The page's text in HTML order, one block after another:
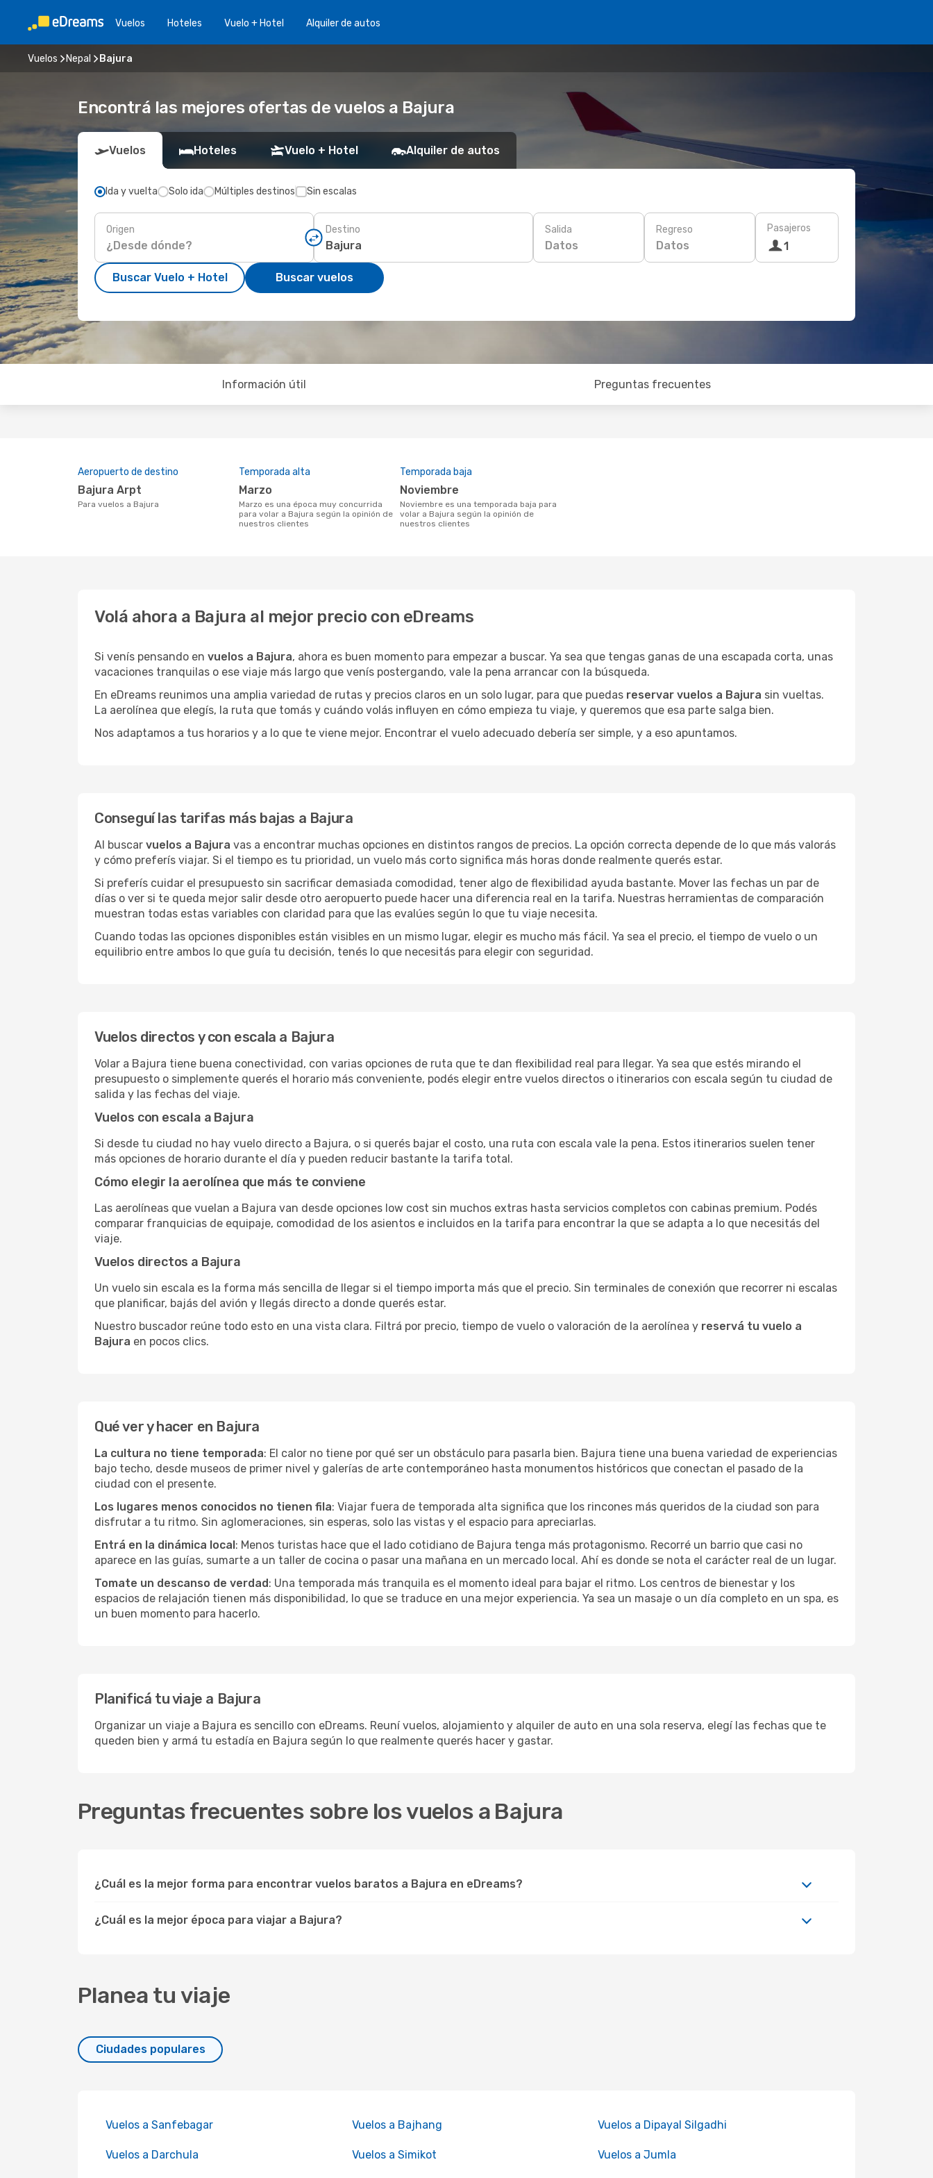
Vuelos Hoteles Vuelo + Hotel Alquiler de autos
Vuelos Nepal Bajura
Encontrá las mejores ofertas de vuelos a Bajura
Vuelos Hoteles Vuelo + Hotel Alquiler de autos
Ida y vuelta Solo ida Múltiples destinos Sin escalas
Origen Destino Salida
Datos
Regreso
Datos
Pasajeros
1
Buscar Vuelo + Hotel Buscar vuelos
Información útil Preguntas frecuentes
Aeropuerto de destino
Bajura Arpt
Para vuelos a Bajura
Temporada alta
marzo
marzo es una época muy concurrida
para volar a Bajura según la opinión de
nuestros clientes
Temporada baja
noviembre
noviembre es una temporada baja para
volar a Bajura según la opinión de
nuestros clientes
Volá ahora a Bajura al mejor precio con eDreams
Si venís pensando en vuelos a Bajura, ahora es buen momento para empezar a buscar. Ya sea que tengas ganas de una escapada corta, unas
vacaciones tranquilas o ese viaje más largo que venís postergando, vale la pena arrancar con la búsqueda.
En eDreams reunimos una amplia variedad de rutas y precios claros en un solo lugar, para que puedas reservar vuelos a Bajura sin vueltas.
La aerolínea que elegís, la ruta que tomás y cuándo volás influyen en cómo empieza tu viaje, y queremos que esa parte salga bien.
Nos adaptamos a tus horarios y a lo que te viene mejor. Encontrar el vuelo adecuado debería ser simple, y a eso apuntamos.
Conseguí las tarifas más bajas a Bajura
Al buscar vuelos a Bajura vas a encontrar muchas opciones en distintos rangos de precios. La opción correcta depende de lo que más valorás
y cómo preferís viajar. Si el tiempo es tu prioridad, un vuelo más corto significa más horas donde realmente querés estar.
Si preferís cuidar el presupuesto sin sacrificar demasiada comodidad, tener algo de flexibilidad ayuda bastante. Mover las fechas un par de
días o ver si te queda mejor salir desde otro aeropuerto puede hacer una diferencia real en la tarifa. Nuestras herramientas de comparación
muestran todas estas variables con claridad para que las evalúes según lo que tu viaje necesita.
Cuando todas las opciones disponibles están visibles en un mismo lugar, elegir es mucho más fácil. Ya sea el precio, el tiempo de vuelo o un
equilibrio entre ambos lo que guía tu decisión, tenés lo que necesitás para elegir con seguridad.
Vuelos directos y con escala a Bajura
Volar a Bajura tiene buena conectividad, con varias opciones de ruta que te dan flexibilidad real para llegar. Ya sea que estés mirando el
presupuesto o simplemente querés el horario más conveniente, podés elegir entre vuelos directos o itinerarios con escala según tu ciudad de
salida y las fechas del viaje.
Vuelos con escala a Bajura
Si desde tu ciudad no hay vuelo directo a Bajura, o si querés bajar el costo, una ruta con escala vale la pena. Estos itinerarios suelen tener
más opciones de horario durante el día y pueden reducir bastante la tarifa total.
Cómo elegir la aerolínea que más te conviene
Las aerolíneas que vuelan a Bajura van desde opciones low cost sin muchos extras hasta servicios completos con cabinas premium. Podés
comparar franquicias de equipaje, comodidad de los asientos e incluidos en la tarifa para encontrar la que se adapta a lo que necesitás del
viaje.
Vuelos directos a Bajura
Un vuelo sin escala es la forma más sencilla de llegar si el tiempo importa más que el precio. Sin terminales de conexión que recorrer ni escalas
que planificar, bajás del avión y llegás directo a donde querés estar.
Nuestro buscador reúne todo esto en una vista clara. Filtrá por precio, tiempo de vuelo o valoración de la aerolínea y reservá tu vuelo a
Bajura en pocos clics.
Qué ver y hacer en Bajura
La cultura no tiene temporada: El calor no tiene por qué ser un obstáculo para pasarla bien. Bajura tiene una buena variedad de experiencias
bajo techo, desde museos de primer nivel y galerías de arte contemporáneo hasta monumentos históricos que conectan el pasado de la
ciudad con el presente.
Los lugares menos conocidos no tienen fila: Viajar fuera de temporada alta significa que los rincones más queridos de la ciudad son para
disfrutar a tu ritmo. Sin aglomeraciones, sin esperas, solo las vistas y el espacio para apreciarlas.
Entrá en la dinámica local: Menos turistas hace que el lado cotidiano de Bajura tenga más protagonismo. Recorré un barrio que casi no
aparece en las guías, sumarte a un taller de cocina o pasar una mañana en un mercado local. Ahí es donde se nota el carácter real de un lugar.
Tomate un descanso de verdad: Una temporada más tranquila es el momento ideal para bajar el ritmo. Los centros de bienestar y los
espacios de relajación tienen más disponibilidad, lo que se traduce en una mejor experiencia. Ya sea un masaje o un día completo en un spa, es
un buen momento para hacerlo.
Planificá tu viaje a Bajura
Organizar un viaje a Bajura es sencillo con eDreams. Reuní vuelos, alojamiento y alquiler de auto en una sola reserva, elegí las fechas que te
queden bien y armá tu estadía en Bajura según lo que realmente querés hacer y gastar.
Preguntas frecuentes sobre los vuelos a Bajura
¿Cuál es la mejor forma para encontrar vuelos baratos a Bajura en eDreams?
¿Cuál es la mejor época para viajar a Bajura?
Planea tu viaje
Ciudades populares
Vuelos a Sanfebagar Vuelos a Bajhang Vuelos a Dipayal Silgadhi
Vuelos a Darchula Vuelos a Simikot Vuelos a Jumla